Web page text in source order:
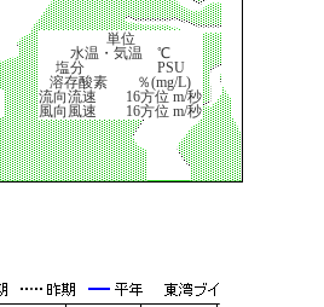
単位
水温・気温 ℃
塩分 PSU
溶存酸素 ％(mg/L)
流向流速 16方位 m/秒
風向風速 16方位 m/秒